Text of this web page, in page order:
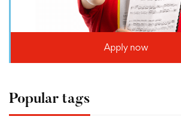
Apply now
Popular tags